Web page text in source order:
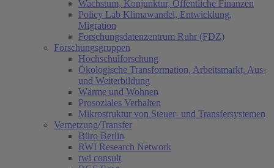
Wachstum, Konjunktur, Öffentliche Finanzen
Policy Lab Klimawandel, Entwicklung,
Migration
Forschungsdatenzentrum Ruhr (FDZ)
Forschungsgruppen
Hochschulforschung
Ökologische Transformation, Arbeitsmarkt, Aus-
und Weiterbildung
Wärme und Wohnen
Prosoziales Verhalten
Mikrostruktur von Steuer- und Transfersystemen
Vernetzung/Transfer
Büro Berlin
RWI Research Network
rwi consult